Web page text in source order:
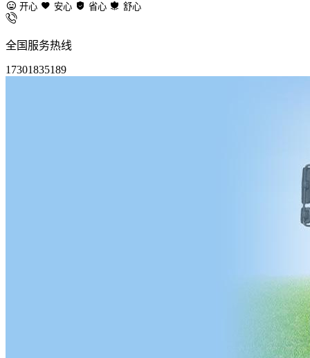
开心 安心 省心 舒心
全国服务热线
17301835189